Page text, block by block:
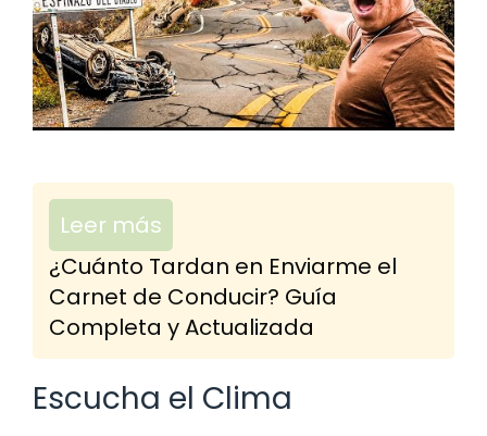
Leer más
¿Cuánto Tardan en Enviarme el
Carnet de Conducir? Guía
Completa y Actualizada
Escucha el Clima